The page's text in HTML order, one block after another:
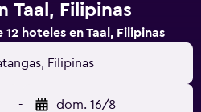
Taal, Filipinas
hoteles en Taal, Filipinas
Filipinas
- dom. 16/8